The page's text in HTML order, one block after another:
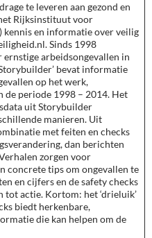
te leveren aan gezond en
Rijksinstituut voor
kennis en informatie over veilig
Sinds 1998
ernstige arbeidsongevallen in
bevat informatie
op het werk,
periode 1998 – 2014. Het
uit Storybuilder
manieren. Uit
met feiten en checks
dan berichten
zorgen voor
concrete tips om ongevallen te
en cijfers en de safety checks
tot actie. Kortom: het ‘drieluik’
biedt herkenbare,
die kan helpen om de